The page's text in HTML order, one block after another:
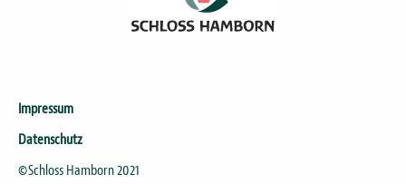
Impressum
Datenschutz
©Schloss Hamborn 2021